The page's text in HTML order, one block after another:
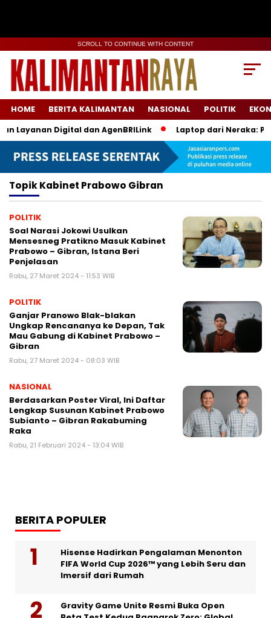
SCROLL TO CONTINUE WITH CONTENT
HOME BERITA KALIMANTAN NASIONAL POLITIK
Layanan Digital dan AgenBRILink Laptop dari Neraka:
TopikKabinet Prabowo Gibran
POLITIK
Soal Narasi Jokowi Usulkan
Mensesneg Pratikno Masuk Kabinet
Prabowo – Gibran, Istana Beri
Penjelasan
Rabu, 27 Maret 2024 - 11:53 WIB
POLITIK
Ganjar Pranowo Blak-blakan
Ungkap Rencananya ke Depan, Tak
Mau Gabung di Kabinet Prabowo –
Gibran
Rabu, 27 Maret 2024 - 08:03 WIB
NASIONAL
Berdasarkan Poster Viral, Ini Daftar
Lengkap Susunan Kabinet Prabowo
Subianto – Gibran Rakabuming
Raka
Rabu, 21 Februari 2024 - 13:04 WIB
BERITA POPULER
Hisense Hadirkan Pengalaman Menonton
FIFA World Cup 2026™ yang Lebih Seru dan
Imersif dari Rumah
Gravity Game Unite Resmi Buka Open